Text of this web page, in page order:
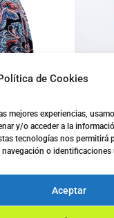
de Cookies
mejores experiencias,
y/o acceder a la
tecnologías nos permitirá
o identificaciones
Aceptar
Karen
BP-